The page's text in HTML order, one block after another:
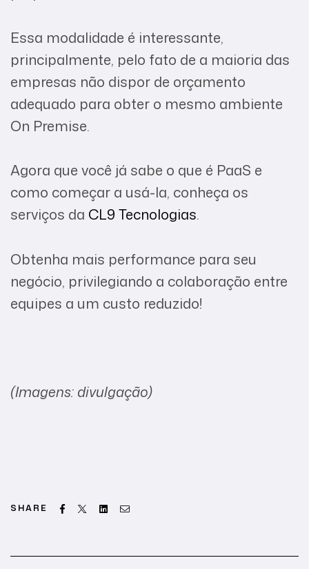
Essa modalidade é interessante,
principalmente, pelo fato de a maioria das
empresas não dispor de orçamento
adequado para obter o mesmo ambiente
On Premise.
Agora que você já sabe o que é PaaS e
como começar a usá-la, conheça os
serviços da CL9 Tecnologias.
Obtenha mais performance para seu
negócio, privilegiando a colaboração entre
equipes a um custo reduzido!
(Imagens: divulgação)
SHARE Facebook
Twitter LinkedinEmail